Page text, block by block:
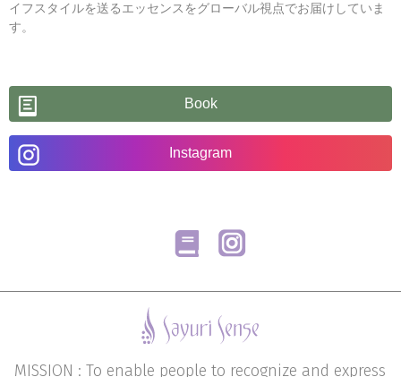
イフスタイルを送るエッセンスをグローバル視点でお届けしていま
す。
Book
Instagram
MISSION : To enable people to recognize and express